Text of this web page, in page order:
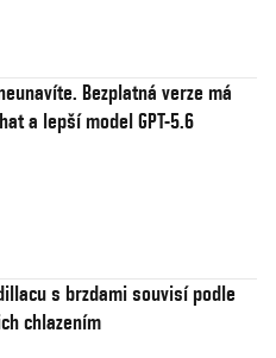
Bezplatná verze má
a lepší model GPT-5.6
s brzdami souvisí podle
chlazením